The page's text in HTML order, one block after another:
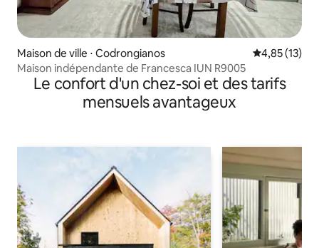
Maison de ville ⋅ Codrongianos Évaluation
4,85 (13)
Maison indépendante de Francesca IUN R9005
Le confort d'un chez-soi et des tarifs
mensuels avantageux